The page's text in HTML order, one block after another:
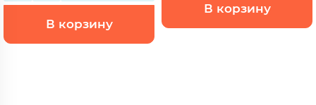
В корзину
В корзину